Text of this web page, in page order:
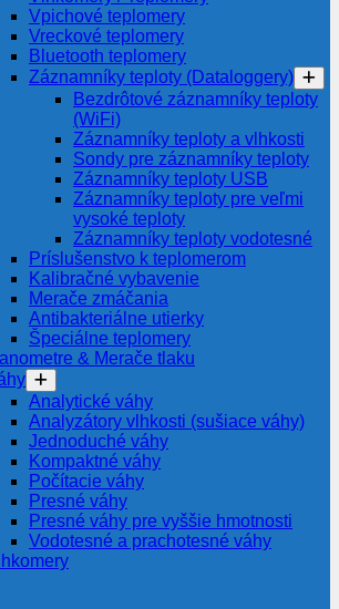
Vpichové teplomery
Vreckové teplomery
Bluetooth teplomery
Záznamníky teploty (Dataloggery)
Bezdrôtové záznamníky teploty
(WiFi)
Záznamníky teploty a vlhkosti
Sondy pre záznamníky teploty
Záznamníky teploty USB
Záznamníky teploty pre veľmi
vysoké teploty
Záznamníky teploty vodotesné
Príslušenstvo k teplomerom
Kalibračné vybavenie
Merače zmáčania
Antibakteriálne utierky
Špeciálne teplomery
& Merače tlaku
Analytické váhy
Analyzátory vlhkosti (sušiace váhy)
Jednoduché váhy
Kompaktné váhy
Počítacie váhy
Presné váhy
Presné váhy pre vyššie hmotnosti
Vodotesné a prachotesné váhy